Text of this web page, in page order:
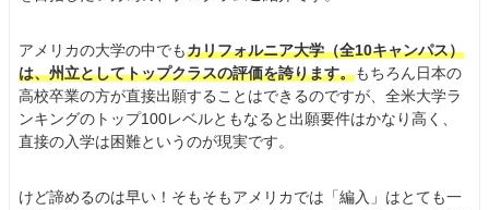
アメリカの大学の中でもカリフォルニア大学（全10キャンパス）
は、州立としてトップクラスの評価を誇ります。もちろん日本の
高校卒業の方が直接出願することはできるのですが、全米大学ラ
ンキングのトップ100レベルともなると出願要件はかなり高く、
直接の入学は困難というのが現実です。
けど諦めるのは早い！そもそもアメリカでは「編入」はとても一